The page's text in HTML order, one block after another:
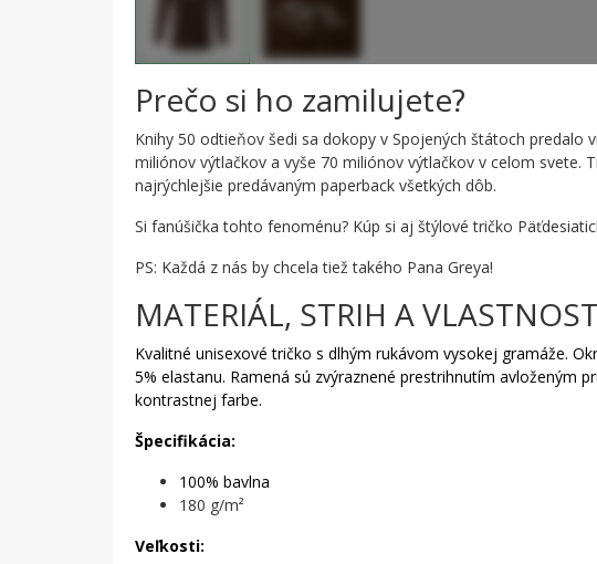
Prečo si ho zamilujete?
Knihy 50 odtieňov šedi sa dokopy v Spojených štátoch predalo
miliónov výtlačkov a vyše 70 miliónov výtlačkov v celom svete.
najrýchlejšie predávaným paperback všetkých dôb.
Si fanúšička tohto fenoménu? Kúp si aj štýlové tričko
PS: Každá z nás by chcela tiež takého Pana Greya!
MATERIÁL, STRIH A
Kvalitné unisexové tričko s dlhým rukávom vysokej gramáže.
5% elastanu. Ramená sú zvýraznené prestrihnutím avloženým
kontrastnej farbe.
Špecifikácia:
100% bavlna
180 g/m²
Veľkosti: